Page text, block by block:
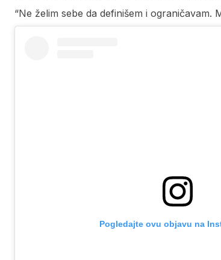
“Ne želim sebe da definišem i
Pogledajte ovu objavu na